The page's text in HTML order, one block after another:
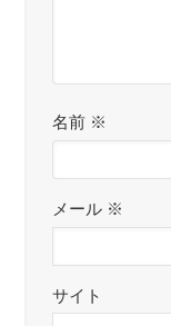
名前 ※
メール ※
サイト